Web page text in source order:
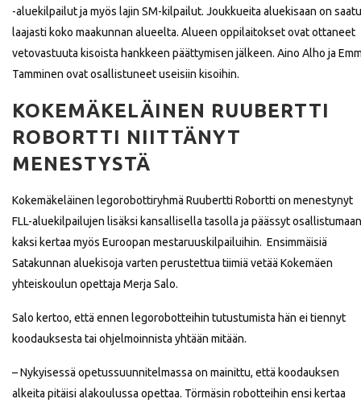
-aluekilpailut ja myös lajin SM-kilpailut. Joukkueita aluekisaan on saatu
laajasti koko maakunnan alueelta. Alueen oppilaitokset ovat ottaneet
vetovastuuta kisoista hankkeen päättymisen jälkeen. Aino Alho ja
Tamminen ovat osallistuneet useisiin kisoihin.
KOKEMÄKELÄINEN RUUBERTTI
ROBORTTI NIITTÄNYT
MENESTYSTÄ
Kokemäkeläinen legorobottiryhmä Ruubertti Robortti on menestynyt
FLL-aluekilpailujen lisäksi kansallisella tasolla ja päässyt osallistumaan
kaksi kertaa myös Euroopan mestaruuskilpailuihin. Ensimmäisiä
Satakunnan aluekisoja varten perustettua tiimiä vetää Kokemäen
yhteiskoulun opettaja Merja Salo.
Salo kertoo, että ennen legorobotteihin tutustumista hän ei tiennyt
koodauksesta tai ohjelmoinnista yhtään mitään.
– Nykyisessä opetussuunnitelmassa on mainittu, että koodauksen
alkeita pitäisi alakoulussa opettaa. Törmäsin robotteihin ensi kertaa